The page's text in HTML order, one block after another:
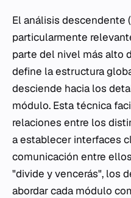
El análisis descendente
particularmente
parte del nivel más alto
define la estructura
desciende hacia los
módulo. Esta técnica
relaciones entre los
a establecer interfaces
comunicación entre
"divide y vencerás", los
abordar cada módulo